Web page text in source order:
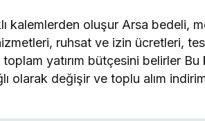
kalemlerden oluşur Arsa bedeli,
ruhsat ve izin ücretleri,
yatırım bütçesini belirler
olarak değişir ve toplu alım